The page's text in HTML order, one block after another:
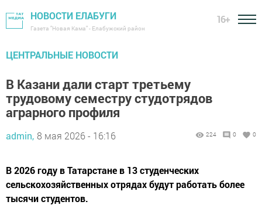
НОВОСТИ ЕЛАБУГИ
Газета "Новая Кама" - Елабужский район
16+
ЦЕНТРАЛЬНЫЕ НОВОСТИ
В Казани дали старт третьему
трудовому семестру студотрядов
аграрного профиля
admin, 8 мая 2026 - 16:16 224 0 0
В 2026 году в Татарстане в 13 студенческих
сельскохозяйственных отрядах будут работать более
тысячи студентов.